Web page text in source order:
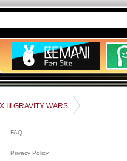
III GRAVITY WARS
FAQ
Privacy Policy